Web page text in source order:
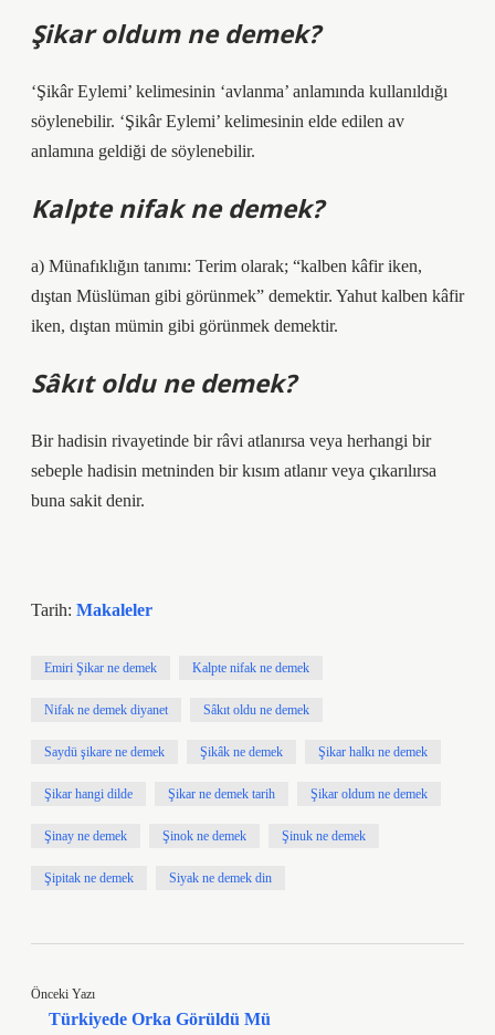
Şikar oldum ne demek?
‘Şikâr Eylemi’ kelimesinin ‘avlanma’ anlamında kullanıldığı
söylenebilir. ‘Şikâr Eylemi’ kelimesinin elde edilen av
anlamına geldiği de söylenebilir.
Kalpte nifak ne demek?
a) Münafıklığın tanımı: Terim olarak; “kalben kâfir iken,
dıştan Müslüman gibi görünmek” demektir. Yahut kalben kâfir
iken, dıştan mümin gibi görünmek demektir.
Sâkıt oldu ne demek?
Bir hadisin rivayetinde bir râvi atlanırsa veya herhangi bir
sebeple hadisin metninden bir kısım atlanır veya çıkarılırsa
buna sakit denir.
Tarih: Makaleler
Emiri Şikar ne demek Kalpte nifak ne demek
Nifak ne demek diyanet Sâkıt oldu ne demek
Saydü şikare ne demek Şikâk ne demek Şikar halkı ne demek
Şikar hangi dilde Şikar ne demek tarih Şikar oldum ne demek
Şinay ne demek Şinok ne demek Şinuk ne demek
Şipitak ne demek Siyak ne demek din
Önceki Yazı
Türkiyede Orka Görüldü Mü